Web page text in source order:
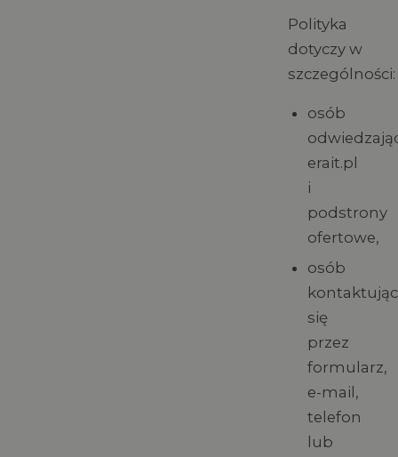
Polityka
dotyczy w
szczególności:
osób
erait.pl
i
podstrony
ofertowe,
osób
się
przez
formularz,
e-mail,
telefon
lub